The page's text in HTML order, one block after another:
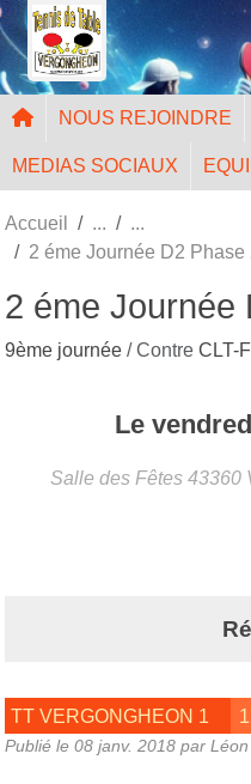
NOUS REJOINDRE
MEDIAS SOCIAUX
Accueil
2 éme Journée D2 Phase
2 éme Journée
9ème journée / Contre CLT-
Le
Salle des Fêtes 43360
TT VERGONGHEON 1
Publié le 08 janv. 2018 par
Panneau de gestion des